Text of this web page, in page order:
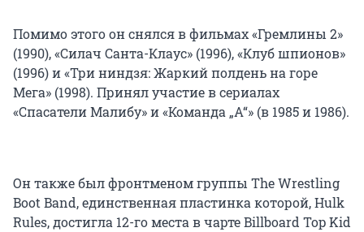
Помимо этого он снялся в фильмах «Гремлины 2»
(1990), «Силач Санта-Клаус» (1996), «Клуб шпионов»
(1996) и «Три ниндзя: Жаркий полдень на горе
Мега» (1998). Принял участие в сериалах
«Спасатели Малибу» и «Команда „А“» (в 1985 и 1986).
Он также был фронтменом группы The Wrestling
Boot Band, единственная пластинка которой, Hulk
Rules, достигла 12-го места в чарте Billboard Top Kid